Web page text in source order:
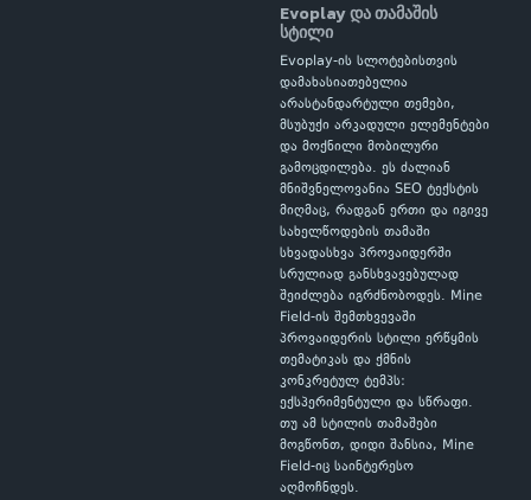
Evoplay და თამაშის
სტილი
Evoplay-ის სლოტებისთვის
დამახასიათებელია
არასტანდარტული თემები,
მსუბუქი არკადული ელემენტები
და მოქნილი მობილური
გამოცდილება. ეს ძალიან
მნიშვნელოვანია SEO ტექსტის
მიღმაც, რადგან ერთი და იგივე
სახელწოდების თამაში
სხვადასხვა პროვაიდერში
სრულიად განსხვავებულად
შეიძლება იგრძნობოდეს. Mine
Field-ის შემთხვევაში
პროვაიდერის სტილი ერწყმის
თემატიკას და ქმნის
კონკრეტულ ტემპს:
ექსპერიმენტული და სწრაფი.
თუ ამ სტილის თამაშები
მოგწონთ, დიდი შანსია, Mine
Field-იც საინტერესო
აღმოჩნდეს.